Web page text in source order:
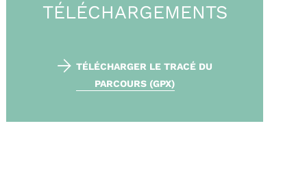
TÉLÉCHARGEMENTS
TÉLÉCHARGER LE TRACÉ DU
PARCOURS (GPX)